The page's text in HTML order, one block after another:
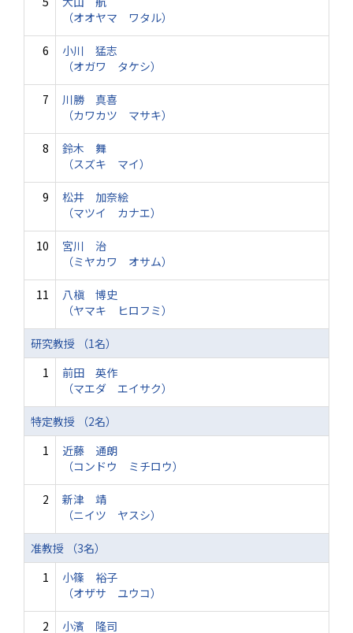
（オオヤマ ワタル）
6
小川 猛志
（オガワ タケシ）
7
川勝 真喜
（カワカツ マサキ）
8
鈴木 舞
（スズキ マイ）
9
松井 加奈絵
（マツイ カナエ）
10
宮川 治
（ミヤカワ オサム）
11
八槇 博史
（ヤマキ ヒロフミ）
研究教授 （1名）
1
前田 英作
（マエダ エイサク）
特定教授 （2名）
1
近藤 通朗
（コンドウ ミチロウ）
2
新津 靖
（ニイツ ヤスシ）
准教授 （3名）
1
小篠 裕子
（オザサ ユウコ）
2 小濱 隆司